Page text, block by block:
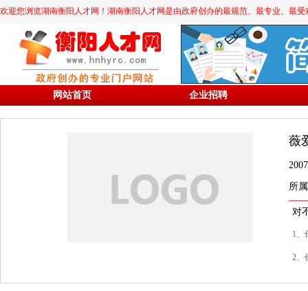
欢迎您浏览湖南衡阳人才网！湖南衡阳人才网是由政府创办的最规范、最专业、最
网站首页 企业招聘
薇
所
对
1、
2、